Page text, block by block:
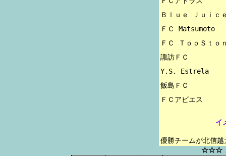
Ｂｌｕｅ Ｊｕｉｃ
ＦＣ Matsumoto
ＦＣ ＴｏｐＳｔｏ
諏訪ＦＣ
Y.S. Estrela
飯島ＦＣ
イ
優勝チームが北信越
☆☆☆